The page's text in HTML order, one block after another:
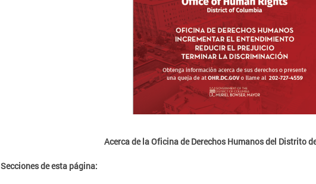
Acerca de la Oficina de Derechos Humanos del Distrito
Secciones de esta página: